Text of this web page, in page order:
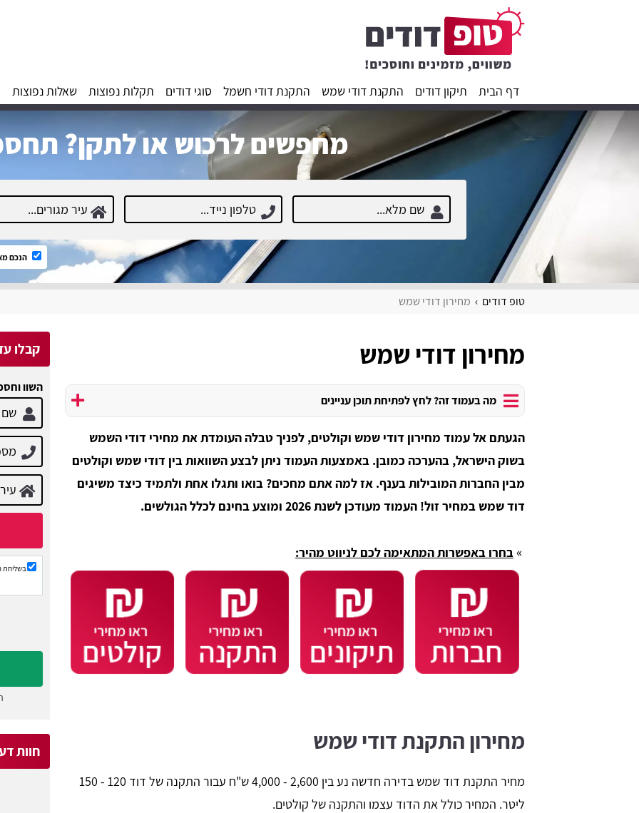
דף הבית תיקון דודים התקנת דודי שמש התקנת דודי חשמל סוגי דודים תקלות נפוצות שאלות נפוצות
מחפשים לרכוש או לתקן?
הנכם
טופ דודים מחירון דודי שמש
מחירון דודי שמש
מה בעמוד זה? לחץ לפתיחת תוכן עניינים
הגעתם אל עמוד מחירון דודי שמש וקולטים, לפניך טבלה העומדת את מחירי דודי השמש
בשוק הישראל, בהערכה כמובן. באמצעות העמוד ניתן לבצע השוואות בין דודי שמש וקולטים
מבין החברות המובילות בענף. אז למה אתם מחכים? בואו ותגלו אחת ולתמיד כיצד משיגים
דוד שמש במחיר זול! העמוד מעודכן לשנת 2026 ומוצע בחינם לכלל הגולשים.
» בחרו באפשרות המתאימה לכם לניווט מהיר:
מחירון התקנת דודי שמש
מחיר התקנת דוד שמש בדירה חדשה נע בין 2,600 - 4,000 ש"ח עבור התקנה של דוד 120 - 150
ליטר. המחיר כולל את הדוד עצמו והתקנה של קולטים.
קבלו עד 3 הצעות
השוו
בשליחת
חוות